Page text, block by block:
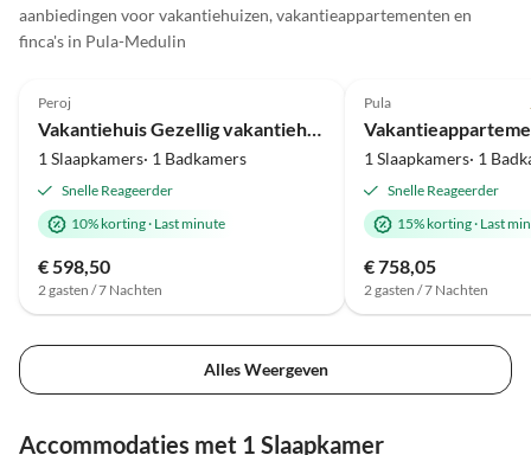
aanbiedingen voor vakantiehuizen, vakantieappartementen en
finca's in Pula-Medulin
Peroj
Vakantiehuis Gezellig vakantiehuis LIVIA met 2 knusse terrassen
1 Slaapkamers· 1 Badkamers
Snelle Reageerder
10% korting· Last minute
€ 598,50
2 gasten / 7 Nachten
Pula
1 Slaapkamers· 1
Snelle Reageerder
15% korting· Last
€ 758,05
2 gasten / 7 Nachten
Alles Weergeven
Accommodaties met 1 Slaapkamer